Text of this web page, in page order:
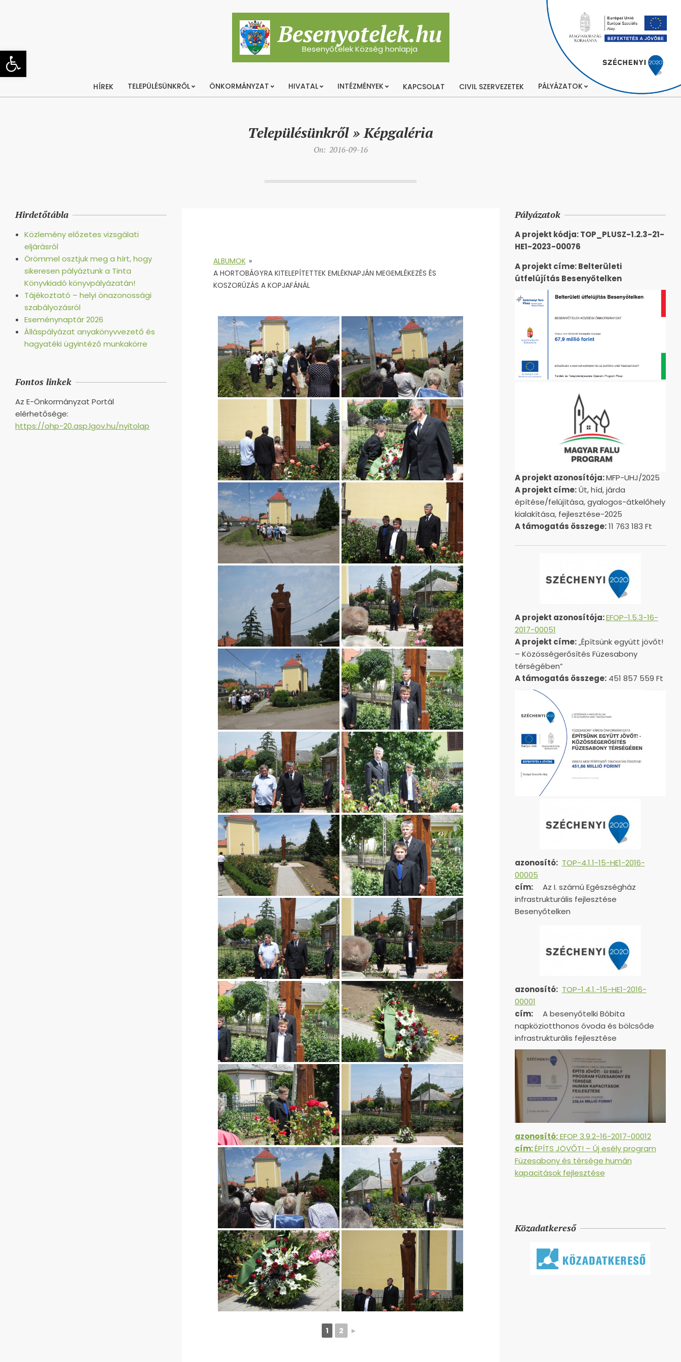
Eszköztár megnyitása
Besenyotelek.hu
Besenyőtelek Község honlapja
Primary
HÍREK TELEPÜLÉSÜNKRŐL ÖNKORMÁNYZAT HIVATAL INTÉZMÉNYEK KAPCSOLAT CIVIL SZERVEZETEK PÁLYÁZATOK
Településünkről »Képgaléria
On: 2016-09-16
ALBUMOK »
A HORTOBÁGYRA KITELEPÍTETTEK EMLÉKNAPJÁN MEGEMLÉKEZÉS ÉS
KOSZORÚZÁS A KOPJAFÁNÁL
1 2 ►
Hirdetőtábla
Közlemény előzetes vizsgálati
eljárásról
Örömmel osztjuk meg a hírt, hogy
sikeresen pályáztunk a Tinta
Könyvkiadó könyvpályázatán!
Tájékoztató – helyi önazonossági
szabályozásról
Eseménynaptár 2026
Álláspályázat anyakönyvvezető és
hagyatéki ügyintéző munkakörre
Fontos linkek
Az E-Önkormányzat Portál
elérhetősége:
https://ohp-20.asp.lgov.hu/nyitolap
Pályázatok
A projekt kódja: TOP_PLUSZ-1.2.3-21-
HE1-2023-00076
A projekt címe: Belterületi
útfelújítás Besenyőtelken
A projekt azonosítója:MFP-UHJ/2025
A projekt címe:Út, híd, járda
építése/felújítása, gyalogos-átkelőhely
kialakítása, fejlesztése-2025
A támogatás összege:11 763 183 Ft
A projekt azonosítója:EFOP-1.5.3-16-
2017-00051
A projekt címe:„Építsünk együtt jövőt!
– Közösségerősítés Füzesabony
térségében”
A támogatás összege:451 857 559 Ft
azonosító: TOP-4.1.1-15-HE1-2016-
00005
cím:
Az I. számú Egészségház
infrastrukturális fejlesztése
Besenyőtelken
azonosító: TOP-1.4.1.-15-HE1-2016-
00001
cím:
A besenyőtelki Bóbita
napköziotthonos óvoda és bölcsőde
infrastrukturális fejlesztése
azonosító:EFOP 3.9.2-16-2017-00012
cím:ÉPÍTS JÖVŐT! – Új esély program
Füzesabony és térsége humán
kapacitások fejlesztése
Közadatkereső